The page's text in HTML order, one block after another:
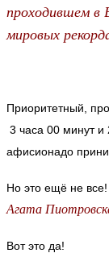
проходившем в
мировых
Приоритетный,
3 часа 00 минут и
афисионадо
Но это ещё не
Агата
Вот это да!